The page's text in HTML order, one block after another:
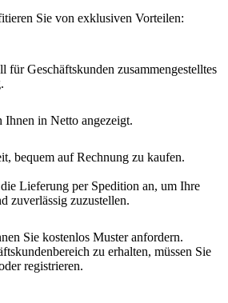
Sie von exklusiven Vorteilen:
für Geschäftskunden zusammengestelltes
Ihnen in Netto angezeigt.
bequem auf Rechnung zu kaufen.
Lieferung per Spedition an, um Ihre
zuverlässig zuzustellen.
Sie kostenlos Muster anfordern.
zu erhalten, müssen Sie
registrieren.